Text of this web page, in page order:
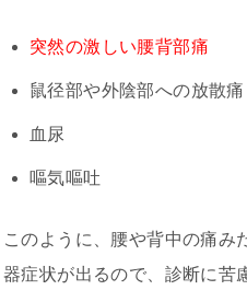
突然の激しい腰背部痛
鼠径部や外陰部への放散痛
血尿
嘔気嘔吐
このように、腰や背中の痛み
器症状が出るので、診断に苦